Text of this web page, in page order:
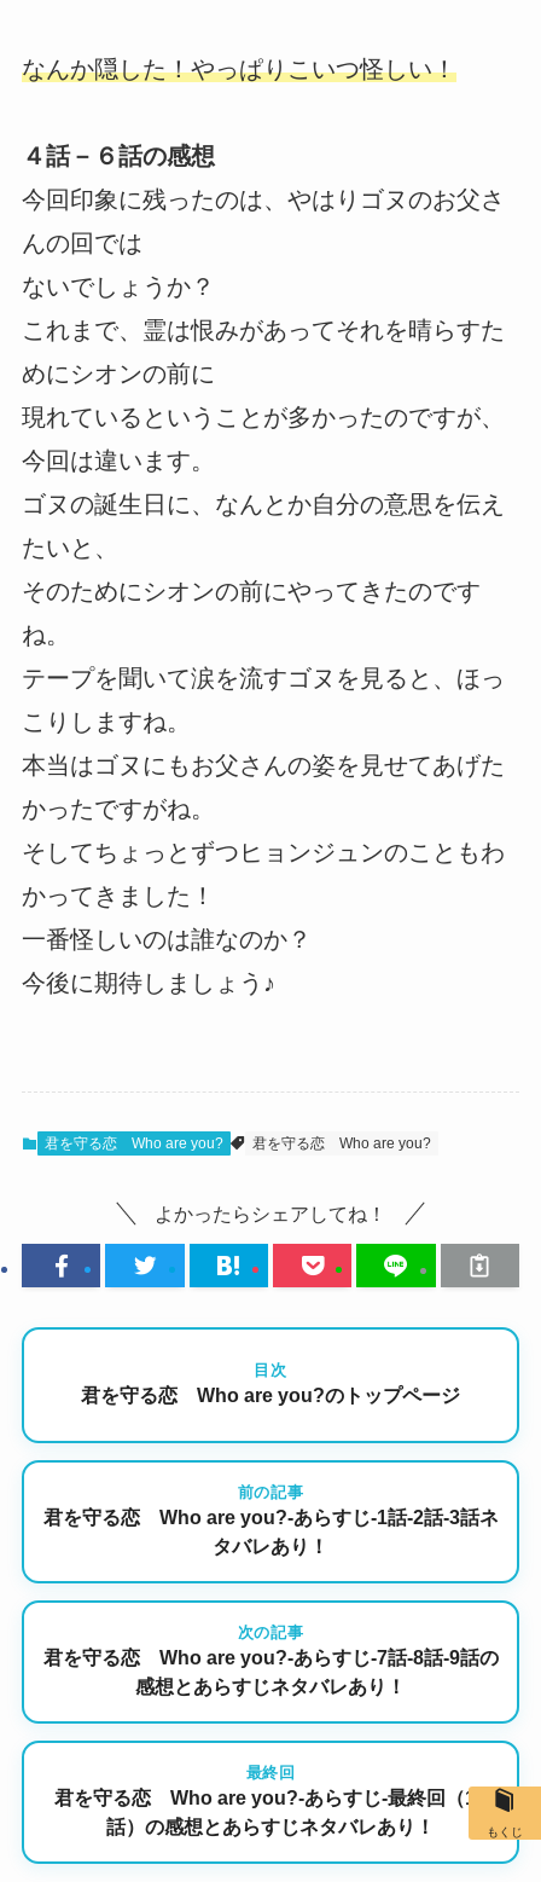
なんか隠した！やっぱりこいつ怪しい！
４話－６話の感想
今回印象に残ったのは、やはりゴヌのお父さ
んの回では
ないでしょうか？
これまで、霊は恨みがあってそれを晴らすた
めにシオンの前に
現れているということが多かったのですが、
今回は違います。
ゴヌの誕生日に、なんとか自分の意思を伝え
たいと、
そのためにシオンの前にやってきたのです
ね。
テープを聞いて涙を流すゴヌを見ると、ほっ
こりしますね。
本当はゴヌにもお父さんの姿を見せてあげた
かったですがね。
そしてちょっとずつヒョンジュンのこともわ
かってきました！
一番怪しいのは誰なのか？
今後に期待しましょう♪
君を守る恋 Who are you? 君を守る恋 Who are you?
よかったらシェアしてね！
目次
君を守る恋 Who are you?のトップページ
前の記事
君を守る恋 Who are you?-あらすじ-1話-2話-3話ネ
タバレあり！
次の記事
君を守る恋 Who are you?-あらすじ-7話-8話-9話の
感想とあらすじネタバレあり！
最終回
君を守る恋 Who are you?-あらすじ-最終回（16
話）の感想とあらすじネタバレあり！
もくじ